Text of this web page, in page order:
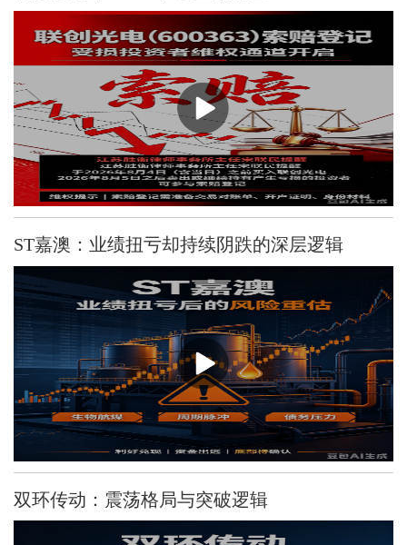
ST嘉澳：业绩扭亏却持续阴跌的深层逻辑
双环传动：震荡格局与突破逻辑